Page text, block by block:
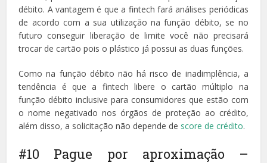
débito. A vantagem é que a fintech fará análises periódicas
de acordo com a sua utilização na função débito, se no
futuro conseguir liberação de limite você não precisará
trocar de cartão pois o plástico já possui as duas funções.
Como na função débito não há risco de inadimplência, a
tendência é que a fintech libere o cartão múltiplo na
função débito inclusive para consumidores que estão com
o nome negativado nos órgãos de proteção ao crédito,
além disso, a solicitação não depende de score de crédito.
#10 Pague por aproximação –